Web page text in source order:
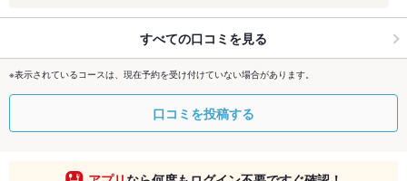
すべての口コミを見る
※表示されているコースは、現在予約を受け付けていない場合があります。
口コミを投稿する